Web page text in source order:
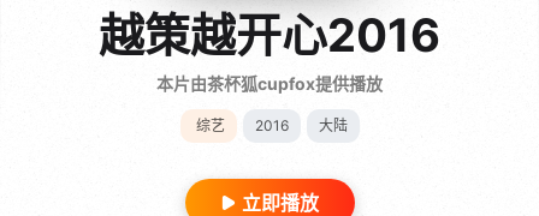
越策越开心2016
本片由茶杯狐cupfox提供播放
综艺 2016 大陆
立即播放